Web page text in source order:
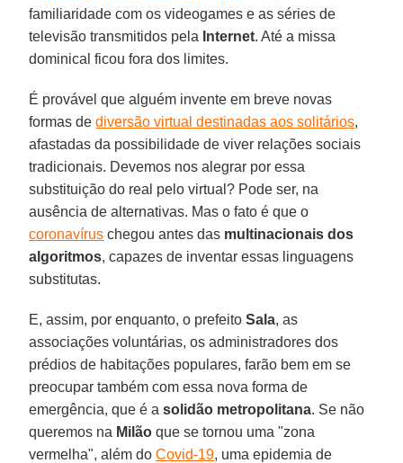
familiaridade com os videogames e as séries de
televisão transmitidos pela Internet. Até a missa
dominical ficou fora dos limites.
É provável que alguém invente em breve novas
formas dediversão virtual destinadas aos solitários,
afastadas da possibilidade de viver relações sociais
tradicionais. Devemos nos alegrar por essa
substituição do real pelo virtual? Pode ser, na
ausência de alternativas. Mas o fato é que o
coronavírus chegou antes das multinacionais dos
algoritmos, capazes de inventar essas linguagens
substitutas.
E, assim, por enquanto, o prefeitoSala, as
associações voluntárias, os administradores dos
prédios de habitações populares, farão bem em se
preocupar também com essa nova forma de
emergência, que é asolidão metropolitana. Se não
queremos na Milão que se tornou uma "zona
vermelha", além doCovid-19, uma epidemia de